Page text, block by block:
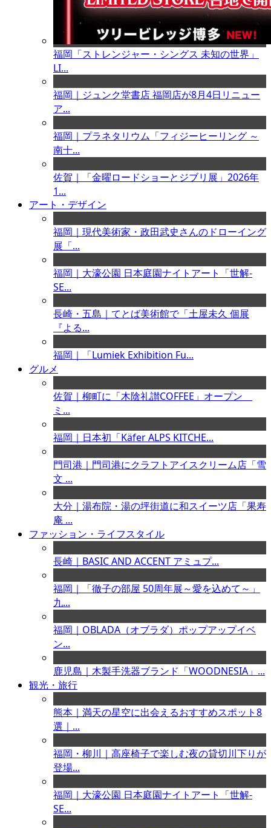
福岡「ストレンジャー・シングス 未知の世界」
LI...
福岡｜ジュンク堂書店 福岡店が8月4日リニュー
ア...
福岡｜プラネタリウム「フィジーヒーリング ～
南十...
佐賀｜「金曜ロードショーとジブリ展」2026年
1...
アート・デザイン
福岡｜現代美術家・政田武史さんのドローイング
展「...
福岡｜大濠公園 日本庭園ナイトアート「世解-
SE...
長崎・五島｜てとば美術館で「土屋未久 個展
『よる...
福岡｜「Lumiek Exhibition Fu...
グルメ
佐賀｜柳町に「木陰礼讃COFFEE」オープン
ミ...
福岡｜日本初「Käfer ALPS KITCHE...
門司港｜門司港にクラフトアイスクリーム店「雪
文 ...
大分｜湯布院・湯の坪街道に和スイーツ店「果寿
庵 ...
ファッション・ライフスタイル
長崎｜BASIC AND ACCENT アミュプ...
福岡｜「徹子の部屋 50周年展～愛を込めて～」
九...
福岡｜OBLADA（オブラダ）ポップアップイベ
ン...
鹿児島｜木製手洗器ブランド「WOODNESIA」...
観光・旅行
熊本｜満天の星空に出会えるおすすめスポット8
選｜...
福岡・柳川｜高座椅子で楽しむ夜の貸切川下りが
登場...
福岡｜大濠公園 日本庭園ナイトアート「世解-
SE...